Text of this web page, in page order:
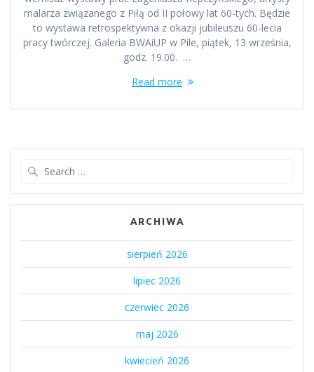
malarza związanego z Piłą od II połowy lat 60-tych. Będzie
to wystawa retrospektywna z okazji jubileuszu 60-lecia
pracy twórczej. Galeria BWAiUP w Pile, piątek, 13 września,
godz. 19.00. …
Read more
ARCHIWA
sierpień 2026
lipiec 2026
czerwiec 2026
maj 2026
kwiecień 2026